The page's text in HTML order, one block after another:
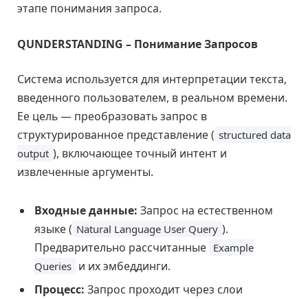
этапе понимания запроса.
QUNDERSTANDING – Понимание Запросов
Система используется для интерпретации текста,
введенного пользователем, в реальном времени.
Ее цель — преобразовать запрос в
структурированное представление ( structured data
output ), включающее точный интент и
извлеченные аргументы.
Входные данные: Запрос на естественном
языке ( Natural Language User Query ).
Предварительно рассчитанные Example
Queries и их эмбеддинги.
Процесс: Запрос проходит через слои